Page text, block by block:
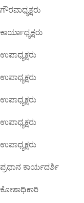
ಗೌರವಾಧ್ಯಕ್ಷರು
ಕಾರ್ಯಾಧ್ಯಕ್ಷರು
ಉಪಾಧ್ಯಕ್ಷರು
ಉಪಾಧ್ಯಕ್ಷರು
ಉಪಾಧ್ಯಕ್ಷರು
ಉಪಾಧ್ಯಕ್ಷರು
ಉಪಾಧ್ಯಕ್ಷರು
ಪ್ರಧಾನ ಕಾರ್ಯದರ್ಶಿ
ಕೋಶಾಧಿಕಾರಿ